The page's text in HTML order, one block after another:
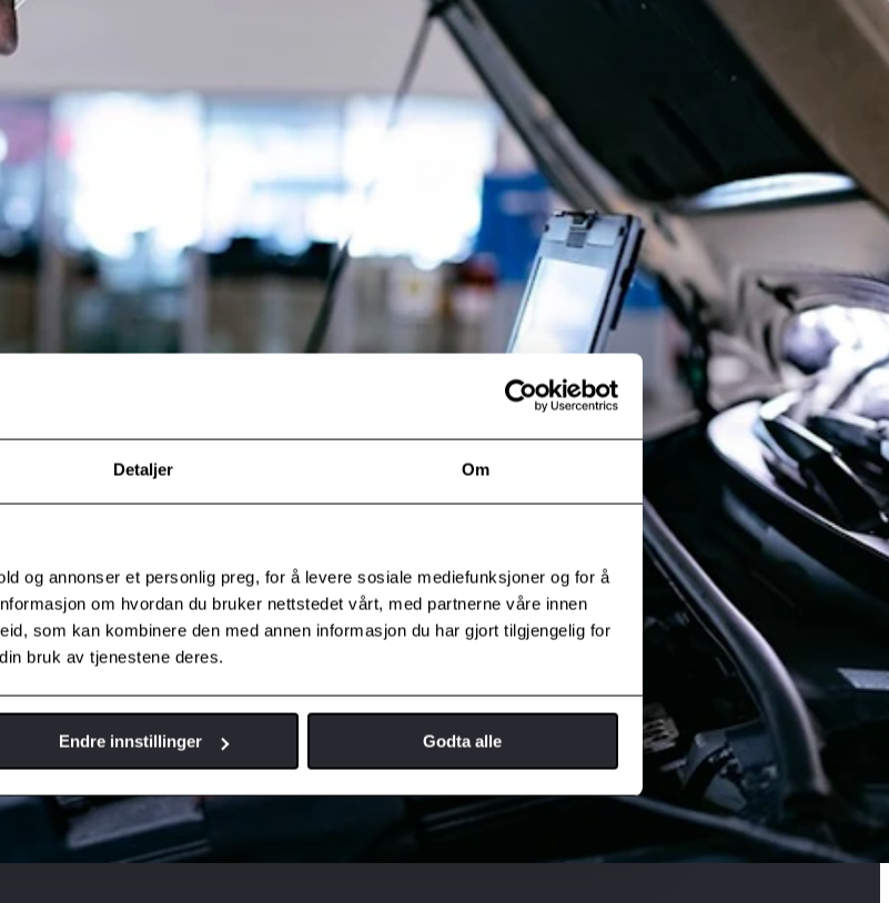
Detaljer Om
og annonser et personlig preg, for å levere sosiale mediefunksjoner og for å
om hvordan du bruker nettstedet vårt, med partnerne våre innen
som kan kombinere den med annen informasjon du har gjort tilgjengelig for
bruk av tjenestene deres.
Endre innstillinger Godta alle